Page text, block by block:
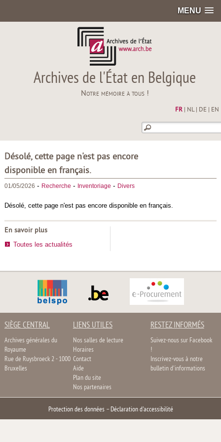
MENU
Archives de l'État en Belgique
Notre mémoire à tous !
FR| NL| DE EN
Désolé, cette page n'est pas encore
disponible en français.
01/05/2026 - Recherche - Inventoriage - Divers
Désolé, cette page n'est pas encore disponible en français.
En savoir plus
Toutes les actualités
SIÈGE CENTRAL
Archives générales du
Royaume
Rue de Ruysbroeck 2 - 1000
Bruxelles
LIENS UTILES
Nos salles de lecture
Horaires
Contact
Aide
Plan du site
Nos partenaires
RESTEZ INFORMÉS
Suivez-nous sur Facebook
!
Inscrivez-vous à notre
bulletin d'informations
Protection des données– Déclaration d'accessibilité